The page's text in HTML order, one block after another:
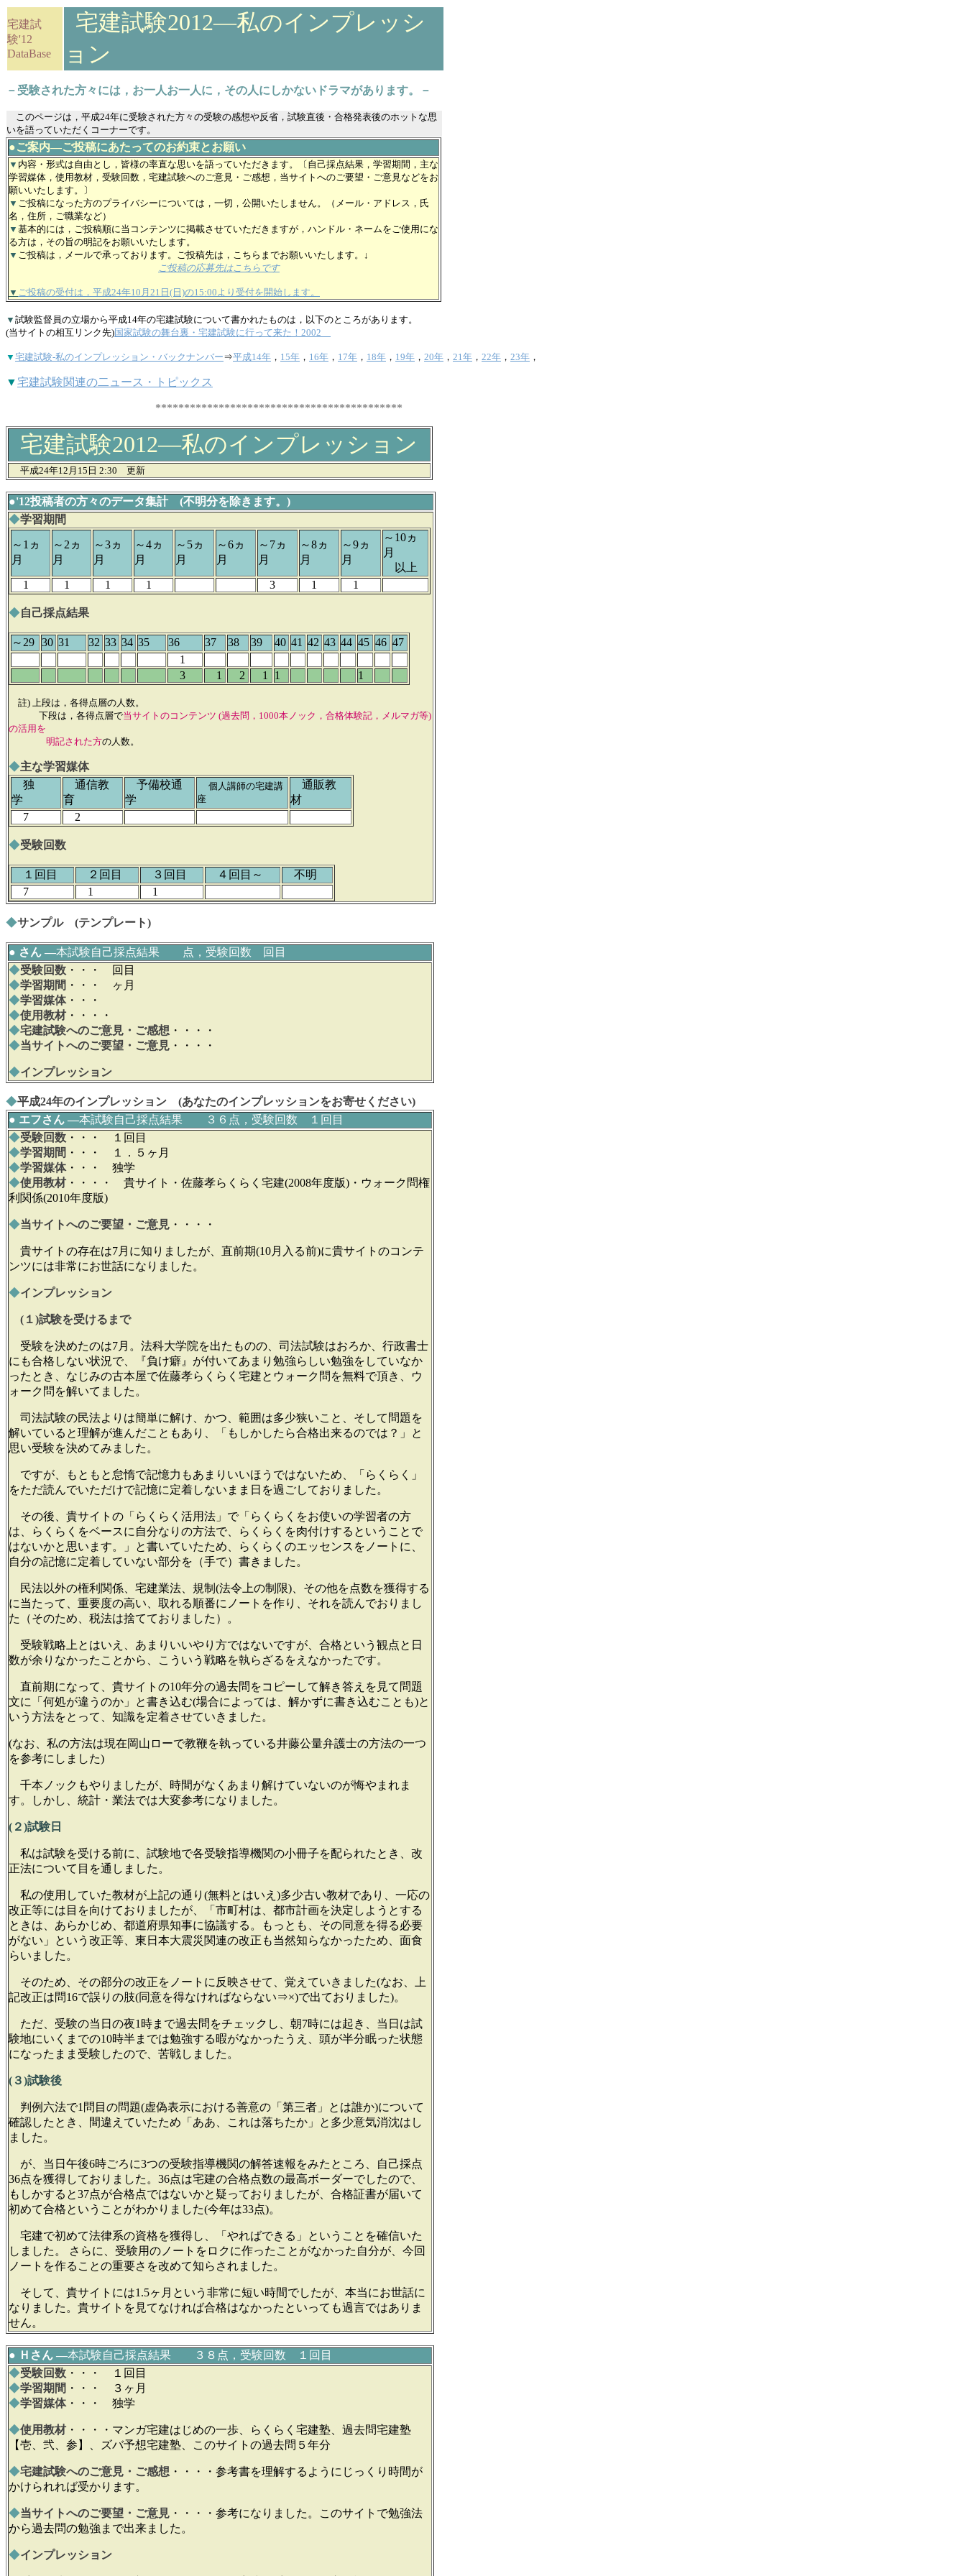
宅建試
験'12
DataBase
宅建試験2012―私のインプレッシ
ョン
－受験された方々には，お一人お一人に，その人にしかないドラマがあります。－
このページは，平成24年に受験された方々の受験の感想や反省，試験直後・合格発表後のホットな思
いを語っていただくコーナーです。
●ご案内―ご投稿にあたってのお約束とお願い
▼ 内容・形式は自由とし，皆様の率直な思いを語っていただきます。〔自己採点結果，学習期間，主な
学習媒体，使用教材，受験回数，宅建試験へのご意見・ご感想，当サイトへのご要望・ご意見などをお
願いいたします。〕
▼ ご投稿になった方のプライバシーについては，一切，公開いたしません。（メール・アドレス，氏
名，住所，ご職業など）
▼ 基本的には，ご投稿順に当コンテンツに掲載させていただきますが，ハンドル・ネームをご使用にな
る方は，その旨の明記をお願いいたします。
▼ ご投稿は，メールで承っております。ご投稿先は，こちらまでお願いいたします。↓
ご投稿の応募先はこちらです
▼ ご投稿の受付は，平成24年10月21日(日)の15:00より受付を開始します。
▼ 試験監督員の立場から平成14年の宅建試験について書かれたものは，以下のところがあります。
(当サイトの相互リンク先)国家試験の舞台裏・宅建試験に行って来た！2002
▼ 宅建試験-私のインプレッション・バックナンバー⇒平成14年 ， 15年 ， 16年 ， 17年 ， 18年 ， 19年 ， 20年 ， 21年 ， 22年 ， 23年 ，
▼宅建試験関連の二ュース・トピックス
*******************************************
宅建試験2012―私のインプレッション
平成24年12月15日 2:30 更新
●'12投稿者の方々のデータ集計 (不明分を除きます。)
◆学習期間
～1ヵ
月
～2ヵ
月
～3ヵ
月
～4ヵ
月
～5ヵ
月
～6ヵ
月
～7ヵ
月
～8ヵ
月
～9ヵ
月
～10ヵ
月
以上
1
1 1 1 3 1 1
◆自己採点結果
～29 30 31 32 33 34 35 36 37 38 39 40 41 42 43 44 45 46 47
1
3
1 2 1 1 1
註) 上段は，各得点層の人数。
下段は，各得点層で当サイトのコンテンツ (過去問，1000本ノック，合格体験記， メルマガ等)
の活用を
明記された方の人数。
◆主な学習媒体
独
学
通信教
育
予備校通
学
個人講師の宅建講
座
通販教
材
7
2
◆受験回数
１回目 ２回目 ３回目 ４回目～
不明
7
1 1
◆サンプル (テンプレート)
● さん ―本試験自己採点結果 点，受験回数 回目
◆受験回数 ・・・ 回目
◆学習期間 ・・・ ヶ月
◆学習媒体・・・
◆使用教材・・・・
◆宅建試験へのご意見・ご感想 ・・・・
◆当サイトへのご要望・ご意見 ・・・・
◆インプレッション
◆平成24年のインプレッション (あなたのインプレッションをお寄せください)
● エフさん ―本試験自己採点結果 ３６点，受験回数 １回目
◆受験回数 ・・・ １回目
◆学習期間 ・・・ １．５ヶ月
◆学習媒体・・・ 独学
◆使用教材・・・・ 貴サイト・佐藤孝らくらく宅建(2008年度版)・ウォーク問権
利関係(2010年度版)
◆当サイトへのご要望・ご意見 ・・・・
貴サイトの存在は7月に知りましたが、直前期(10月入る前)に貴サイトのコンテ
ンツには非常にお世話になりました。
◆インプレッション
(１)試験を受けるまで
受験を決めたのは7月。法科大学院を出たものの、司法試験はおろか、行政書士
にも合格しない状況で、『負け癖』が付いてあまり勉強らしい勉強をしていなか
ったとき、なじみの古本屋で佐藤孝らくらく宅建とウォーク問を無料で頂き、ウ
ォーク問を解いてました。
司法試験の民法よりは簡単に解け、かつ、範囲は多少狭いこと、そして問題を
解いていると理解が進んだこともあり、「もしかしたら合格出来るのでは？」と
思い受験を決めてみました。
ですが、もともと怠惰で記憶力もあまりいいほうではないため、「らくらく」
をただ読んでいただけで記憶に定着しないまま日を過ごしておりました。
その後、貴サイトの「らくらく活用法」で「らくらくをお使いの学習者の方
は、らくらくをベースに自分なりの方法で、らくらくを肉付けするということで
はないかと思います。」と書いていたため、らくらくのエッセンスをノートに、
自分の記憶に定着していない部分を（手で）書きました。
民法以外の権利関係、宅建業法、規制(法令上の制限)、その他を点数を獲得する
に当たって、重要度の高い、取れる順番にノートを作り、それを読んでおりまし
た（そのため、税法は捨てておりました）。
受験戦略上とはいえ、あまりいいやり方ではないですが、合格という観点と日
数が余りなかったことから、こういう戦略を執らざるをえなかったです。
直前期になって、貴サイトの10年分の過去問をコピーして解き答えを見て問題
文に「何処が違うのか」と書き込む(場合によっては、解かずに書き込むことも)と
いう方法をとって、知識を定着させていきました。
(なお、私の方法は現在岡山ローで教鞭を執っている井藤公量弁護士の方法の一つ
を参考にしました)
千本ノックもやりましたが、時間がなくあまり解けていないのが悔やまれま
す。しかし、統計・業法では大変参考になりました。
(２)試験日
私は試験を受ける前に、試験地で各受験指導機関の小冊子を配られたとき、改
正法について目を通しました。
私の使用していた教材が上記の通り(無料とはいえ)多少古い教材であり、一応の
改正等には目を向けておりましたが、「市町村は、都市計画を決定しようとする
ときは、あらかじめ、都道府県知事に協議する。もっとも、その同意を得る必要
がない」という改正等、東日本大震災関連の改正も当然知らなかったため、面食
らいました。
そのため、その部分の改正をノートに反映させて、覚えていきました(なお、上
記改正は問16で誤りの肢(同意を得なければならない⇒×)で出ておりました)。
ただ、受験の当日の夜1時まで過去問をチェックし、朝7時には起き、当日は試
験地にいくまでの10時半までは勉強する暇がなかったうえ、頭が半分眠った状態
になったまま受験したので、苦戦しました。
(３)試験後
判例六法で1問目の問題(虚偽表示における善意の「第三者」とは誰か)について
確認したとき、間違えていたため「ああ、これは落ちたか」と多少意気消沈はし
ました。
が、当日午後6時ごろに3つの受験指導機関の解答速報をみたところ、自己採点
36点を獲得しておりました。36点は宅建の合格点数の最高ボーダーでしたので、
もしかすると37点が合格点ではないかと疑っておりましたが、合格証書が届いて
初めて合格ということがわかりました(今年は33点)。
宅建で初めて法律系の資格を獲得し、「やればできる」ということを確信いた
しました。 さらに、受験用のノートをロクに作ったことがなかった自分が、今回
ノートを作ることの重要さを改めて知らされました。
そして、貴サイトには1.5ヶ月という非常に短い時間でしたが、本当にお世話に
なりました。貴サイトを見てなければ合格はなかったといっても過言ではありま
せん。
● Ｈさん ―本試験自己採点結果 ３８点，受験回数 １回目
◆受験回数 ・・・ １回目
◆学習期間 ・・・ ３ヶ月
◆学習媒体・・・ 独学
◆使用教材・・・・マンガ宅建はじめの一歩、らくらく宅建塾、過去問宅建塾
【壱、弐、参】、ズバ予想宅建塾、このサイトの過去問５年分
◆宅建試験へのご意見・ご感想 ・・・・参考書を理解するようにじっくり時間が
かけられれば受かります。
◆当サイトへのご要望・ご意見 ・・・・参考になりました。このサイトで勉強法
から過去問の勉強まで出来ました。
◆インプレッション